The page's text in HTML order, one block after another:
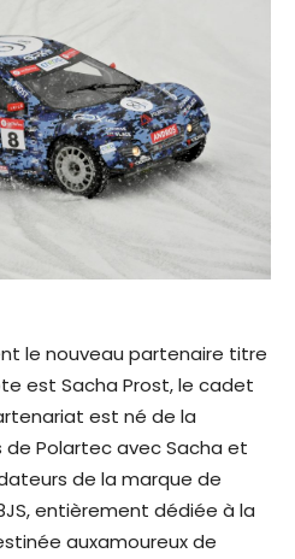
le nouveau partenaire titre
est Sacha Prost, le cadet
est né de la
Polartec avec Sacha et
de la marque de
entièrement dédiée à la
auxamoureux de